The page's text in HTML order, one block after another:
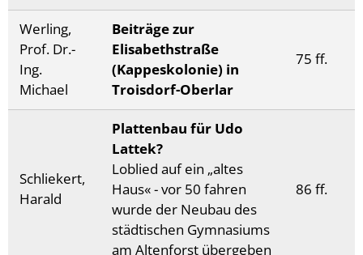
Werling,
Prof. Dr.-
Ing.
Michael
Beiträge zur
Elisabethstraße
(Kappeskolonie) in
Troisdorf-Oberlar
75 ff.
Schliekert,
Harald
Plattenbau für Udo
Lattek?
Loblied auf ein „altes
Haus« - vor 50 fahren
wurde der Neubau des
städtischen Gymnasiums
am Altenforst übergeben
86 ff.